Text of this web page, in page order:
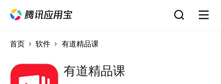
首页 软件 有道精品课
有道精品课